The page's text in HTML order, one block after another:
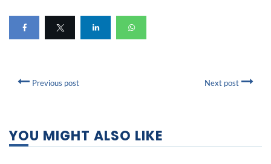
Previous post Next post
YOU MIGHT ALSO LIKE